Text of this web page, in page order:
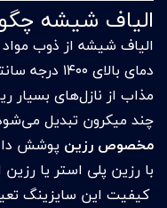
الیاف شیشه
الیاف شیشه از ذوب
دمای بالای
مذاب از نازل‌های بسیار
چند میکرون تبدیل
مخصوص رزین پوشش
با رزین پلی استر یا
کیفیت این سایزینگ